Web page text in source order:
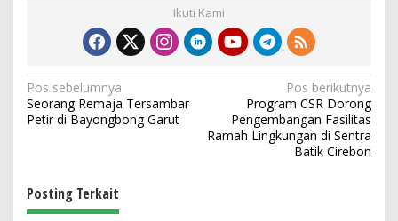
Ikuti Kami
N
a
g
Pos sebelumnya
Seorang Remaja Tersambar
Petir di Bayongbong Garut
Pos berikutnya
Program CSR Dorong
Pengembangan Fasilitas
Ramah Lingkungan di Sentra
Batik Cirebon
Posting Terkait